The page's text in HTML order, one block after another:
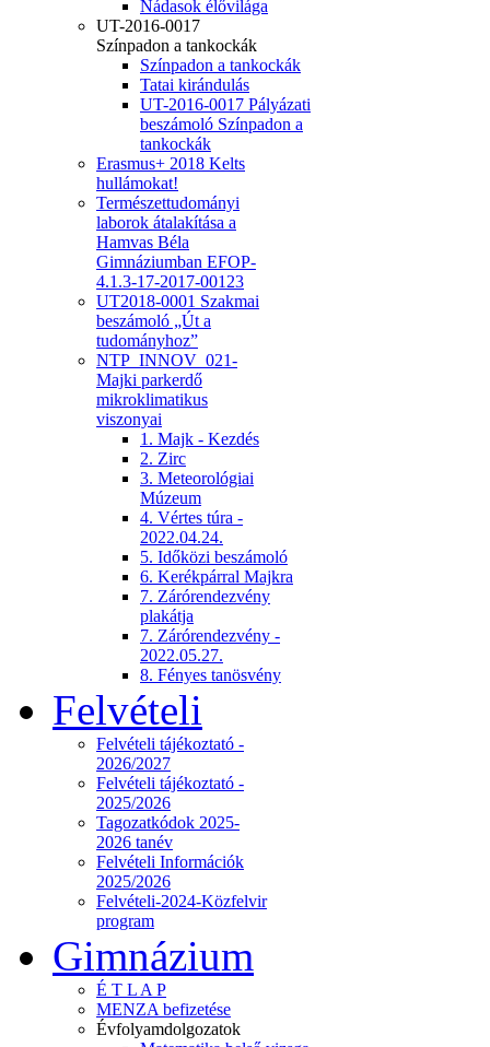
Nádasok élővilága
UT-2016-0017
Színpadon a tankockák
Színpadon a tankockák
Tatai kirándulás
UT-2016-0017 Pályázati
beszámoló Színpadon a
tankockák
Erasmus+ 2018 Kelts
hullámokat!
Természettudományi
laborok átalakítása a
Hamvas Béla
Gimnáziumban EFOP-
4.1.3-17-2017-00123
UT2018-0001 Szakmai
beszámoló „Út a
tudományhoz”
NTP_INNOV_021-
Majki parkerdő
mikroklimatikus
viszonyai
1. Majk - Kezdés
2. Zirc
3. Meteorológiai
Múzeum
4. Vértes túra -
2022.04.24.
5. Időközi beszámoló
6. Kerékpárral Majkra
7. Zárórendezvény
plakátja
7. Zárórendezvény -
2022.05.27.
8. Fényes tanösvény
Felvételi
Felvételi tájékoztató -
2026/2027
Felvételi tájékoztató -
2025/2026
Tagozatkódok 2025-
2026 tanév
Felvételi Információk
2025/2026
Felvételi-2024-Közfelvir
program
Gimnázium
É T L A P
MENZA befizetése
Évfolyamdolgozatok